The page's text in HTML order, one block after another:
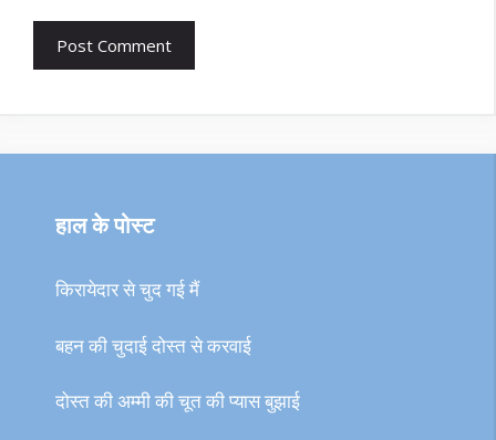
हाल के पोस्ट
किरायेदार से चुद गई मैं
बहन की चुदाई दोस्त से करवाई
दोस्त की अम्मी की चूत की प्यास बुझाई